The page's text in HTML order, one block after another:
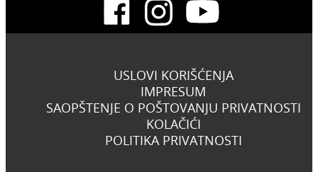
USLOVI KORIŠĆENJA
IMPRESUM
SAOPŠTENJE O POŠTOVANJU PRIVATNOSTI
KOLAČIĆI
POLITIKA PRIVATNOSTI